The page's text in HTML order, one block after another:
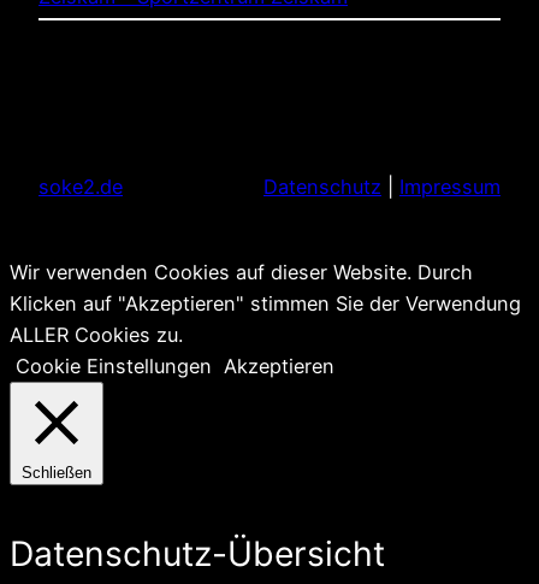
soke2.de Datenschutz Impressum
Wir verwenden Cookies auf dieser Website. Durch
Klicken auf "Akzeptieren" stimmen Sie der Verwendung
ALLER Cookies zu.
Cookie Einstellungen Akzeptieren
Schließen
Datenschutz-Übersicht